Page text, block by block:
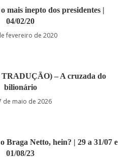
mais inepto dos presidentes |
04/02/20
fevereiro de 2020
– A cruzada do
bilionário
de maio de 2026
Braga Netto, hein? | 29 a 31/07 e
01/08/23